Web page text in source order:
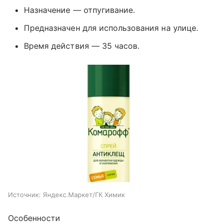
Назначение — отпугивание.
Предназначен для использования на улице.
Время действия — 35 часов.
Источник: Яндекс.Маркет/ГК Химик
Особенности